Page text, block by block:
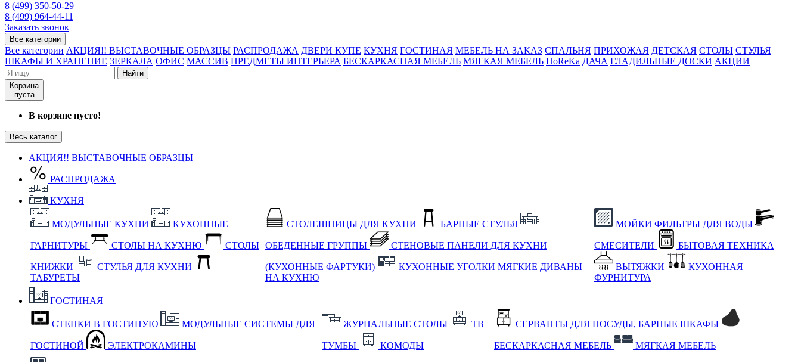
8 (499) 350-50-29
8 (499) 964-44-11
Заказать звонок
Все категории
Все категории АКЦИЯ!! ВЫСТАВОЧНЫЕ ОБРАЗЦЫ РАСПРОДАЖА ДВЕРИ КУПЕ КУХНЯ ГОСТИНАЯ МЕБЕЛЬ НА ЗАКАЗ СПАЛЬНЯ ПРИХОЖАЯ ДЕТСКАЯ СТОЛЫ СТУЛЬЯ
ШКАФЫ И ХРАНЕНИЕ ЗЕРКАЛА ОФИС МАССИВ ПРЕДМЕТЫ ИНТЕРЬЕРА БЕСКАРКАСНАЯ МЕБЕЛЬ МЯГКАЯ МЕБЕЛЬ HoReKa ДАЧА ГЛАДИЛЬНЫЕ ДОСКИ АКЦИИ
Найти
Корзина
пуста
В корзине пусто!
Весь каталог
АКЦИЯ!! ВЫСТАВОЧНЫЕ ОБРАЗЦЫ
РАСПРОДАЖА
КУХНЯ
МОДУЛЬНЫЕ КУХНИ КУХОННЫЕ
ГАРНИТУРЫ СТОЛЫ НА КУХНЮ СТОЛЫ
КНИЖКИ
СТУЛЬЯ ДЛЯ КУХНИ
ТАБУРЕТЫ
СТОЛЕШНИЦЫ ДЛЯ КУХНИ БАРНЫЕ СТУЛЬЯ
ОБЕДЕННЫЕ ГРУППЫ СТЕНОВЫЕ ПАНЕЛИ ДЛЯ КУХНИ
(КУХОННЫЕ ФАРТУКИ) КУХОННЫЕ УГОЛКИ МЯГКИЕ ДИВАНЫ
НА КУХНЮ
МОЙКИ ФИЛЬТРЫ ДЛЯ ВОДЫ
СМЕСИТЕЛИ БЫТОВАЯ ТЕХНИКА
ВЫТЯЖКИ
КУХОННАЯ
ФУРНИТУРА
ГОСТИНАЯ
СТЕНКИ В ГОСТИНУЮ МОДУЛЬНЫЕ СИСТЕМЫ ДЛЯ
ГОСТИНОЙ ЭЛЕКТРОКАМИНЫ
ЖУРНАЛЬНЫЕ СТОЛЫ ТВ
ТУМБЫ КОМОДЫ
СЕРВАНТЫ ДЛЯ ПОСУДЫ, БАРНЫЕ ШКАФЫ
БЕСКАРКАСНАЯ МЕБЕЛЬ МЯГКАЯ МЕБЕЛЬ